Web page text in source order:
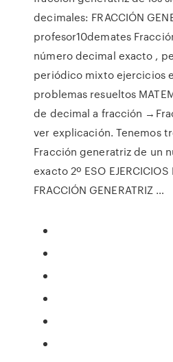
decimales: FRACCIÓN
profesor10demates
número decimal exacto ,
periódico mixto ejercicios
problemas resueltos
de decimal a fracción
ver explicación. Tenemos
Fracción generatriz de un
exacto 2º ESO EJERCICIOS
FRACCIÓN GENERATRIZ …